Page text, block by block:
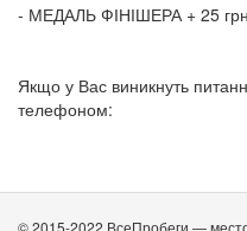
- МЕДАЛЬ ФІНІШЕРА + 25 грн
Якщо у Вас виникнуть
телефоном:
© 2015-2022 ВсеПробеги — место